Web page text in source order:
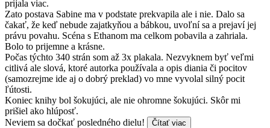
prijala viac.
Zato postava Sabine ma v podstate prekvapila ale i nie. Dalo sa
čakať, že keď nebude zajatkyňou a bábkou, uvoľní sa a prejaví jej
právu povahu. Scéna s Ethanom ma celkom pobavila a zahriala.
Bolo to prijemne a krásne.
Počas týchto 340 strán som až 3x plakala. Nezvyknem byť veľmi
citlivá ale slová, ktoré autorka používala a opis diania či pocitov
(samozrejme ide aj o dobrý preklad) vo mne vyvolal silný pocit
ľútosti.
Koniec knihy bol šokujúci, ale nie ohromne šokujúci. Skôr mi
prišiel ako hlúposť.
Neviem sa dočkať posledného dielu!
Čítať viac